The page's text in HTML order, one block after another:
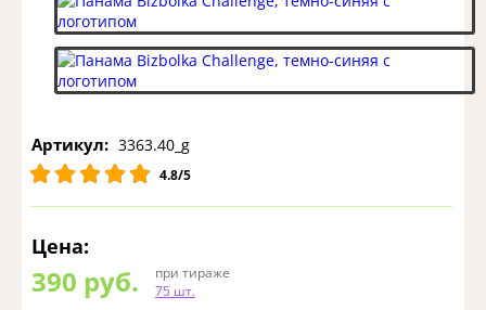
Артикул: 3363.40_g
4.8/5
Цена:
390 руб.
при тираже
75 шт.